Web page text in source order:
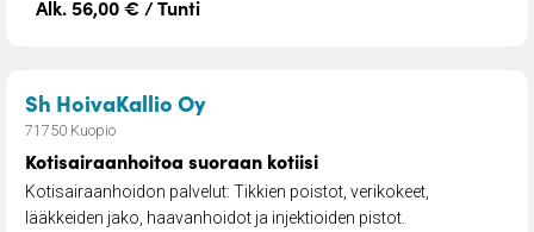
Alk. 56,00 € / Tunti
Sh HoivaKallio Oy– Kotisairaanhoitoa suoraan
71750 Kuopio
Kotisairaanhoitoa suoraan kotiisi
Kotisairaanhoidon palvelut: Tikkien poistot, verikokeet,
lääkkeiden jako, haavanhoidot ja injektioiden pistot.